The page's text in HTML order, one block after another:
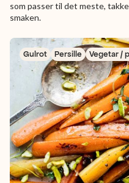
som passer til det meste,
smaken.
Gulrot Persille Vegetar /